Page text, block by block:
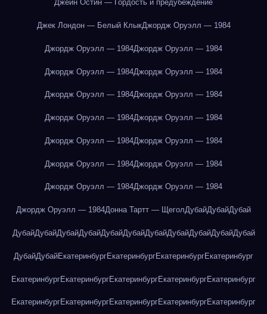
Джейн Остин — Гордость и предубеждение
Джек Лондон — Белый КлыкДжордж Оруэлл — 1984
Джордж Оруэлл — 1984Джордж Оруэлл — 1984
Джордж Оруэлл — 1984Джордж Оруэлл — 1984
Джордж Оруэлл — 1984Джордж Оруэлл — 1984
Джордж Оруэлл — 1984Джордж Оруэлл — 1984
Джордж Оруэлл — 1984Джордж Оруэлл — 1984
Джордж Оруэлл — 1984Джордж Оруэлл — 1984
Джордж Оруэлл — 1984Джордж Оруэлл — 1984
Джордж Оруэлл — 1984Донна Тартт — ЩеголДубайДубайДубай
ДубайДубайДубайДубайДубайДубайДубайДубайДубайДубайДубай
ДубайДубайЕкатеринбургЕкатеринбургЕкатеринбургЕкатеринбург
ЕкатеринбургЕкатеринбургЕкатеринбургЕкатеринбургЕкатеринбург
ЕкатеринбургЕкатеринбургЕкатеринбургЕкатеринбургЕкатеринбург